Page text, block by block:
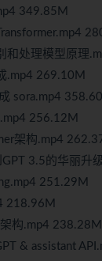
349.85M
和处理模型原理
.mp4 269.10M
sora.mp4
256.12M
架构.mp4
3.5的华丽升
251.29M
218.96M
构.mp4 238.28M
& assistant